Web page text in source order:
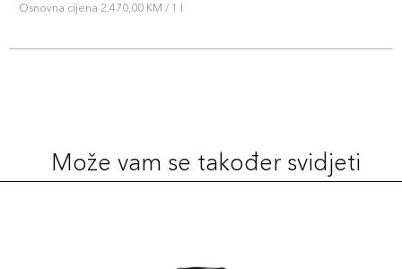
Osnovna cijena 2.470,00 KM / 1 l
Može vam se također svidjeti